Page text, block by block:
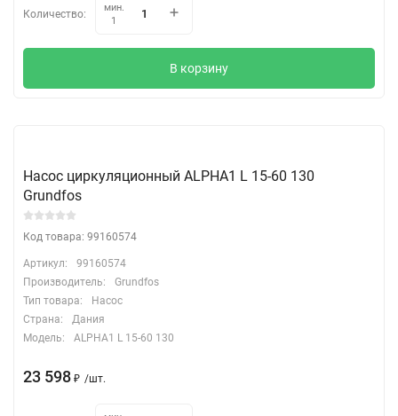
Количество:
мин.
1
В корзину
Насос циркуляционный ALPHA1 L 15-60 130
Grundfos
Код товара: 99160574
Артикул:
99160574
Производитель:
Grundfos
Тип товара:
Насос
Страна:
Дания
Модель:
ALPHA1 L 15-60 130
23 598 ₽ /шт.